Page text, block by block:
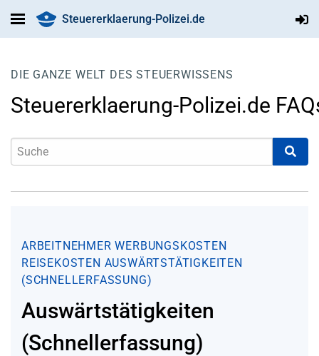
Steuererklaerung-Polizei.de
DIE GANZE WELT DES STEUERWISSENS
Steuererklaerung-Polizei.de
ARBEITNEHMER WERBUNGSKOSTEN
REISEKOSTEN AUSWÄRTSTÄTIGKEITEN
(SCHNELLERFASSUNG)
Auswärtstätigkeiten
(Schnellerfassung)